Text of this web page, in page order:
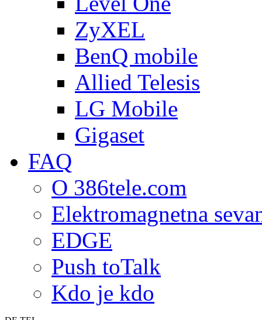
ZyXEL
BenQ mobile
Allied Telesis
LG Mobile
Gigaset
FAQ
O 386tele.com
Elektromagnetna
EDGE
Push toTalk
Kdo je kdo